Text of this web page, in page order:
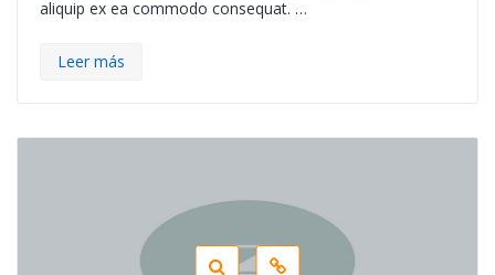
aliquip ex ea commodo consequat. …
Leer más